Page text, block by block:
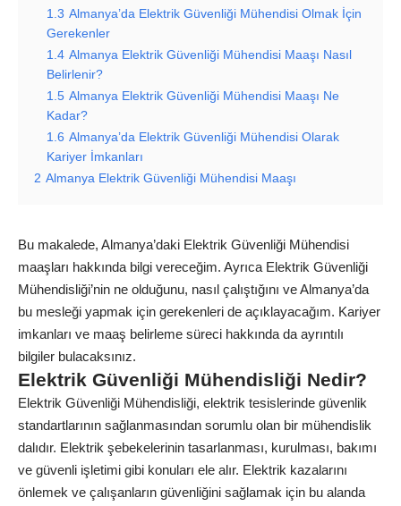
1.3 Almanya’da Elektrik Güvenliği Mühendisi Olmak İçin
Gerekenler
1.4 Almanya Elektrik Güvenliği Mühendisi Maaşı Nasıl
Belirlenir?
1.5 Almanya Elektrik Güvenliği Mühendisi Maaşı Ne
Kadar?
1.6 Almanya’da Elektrik Güvenliği Mühendisi Olarak
Kariyer İmkanları
2 Almanya Elektrik Güvenliği Mühendisi Maaşı
Bu makalede, Almanya’daki Elektrik Güvenliği Mühendisi
maaşları hakkında bilgi vereceğim. Ayrıca Elektrik Güvenliği
Mühendisliği’nin ne olduğunu, nasıl çalıştığını ve Almanya’da
bu mesleği yapmak için gerekenleri de açıklayacağım. Kariyer
imkanları ve maaş belirleme süreci hakkında da ayrıntılı
bilgiler bulacaksınız.
Elektrik Güvenliği Mühendisliği Nedir?
Elektrik Güvenliği Mühendisliği, elektrik tesislerinde güvenlik
standartlarının sağlanmasından sorumlu olan bir mühendislik
dalıdır. Elektrik şebekelerinin tasarlanması, kurulması, bakımı
ve güvenli işletimi gibi konuları ele alır. Elektrik kazalarını
önlemek ve çalışanların güvenliğini sağlamak için bu alanda